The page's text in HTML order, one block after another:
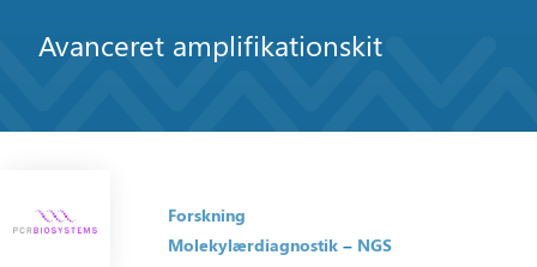
Avanceret amplifikationskit
Forskning
Molekylærdiagnostik
NGS